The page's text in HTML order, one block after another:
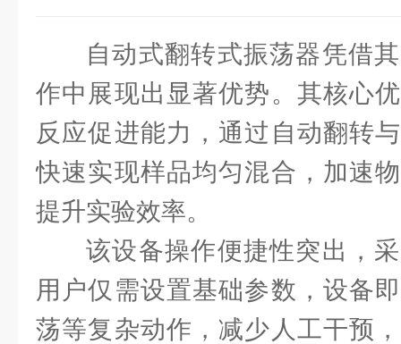
自动式翻转式振荡器凭借
作中展现出显著优势。其核心
反应促进能力，通过自动翻转
快速实现样品均匀混合，加速
提升实验效率。
该设备操作便捷性突出，
用户仅需设置基础参数，设备
荡等复杂动作，减少人工干预